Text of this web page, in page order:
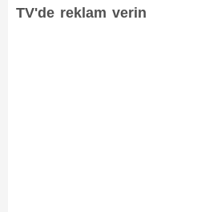
TV'de reklam verin